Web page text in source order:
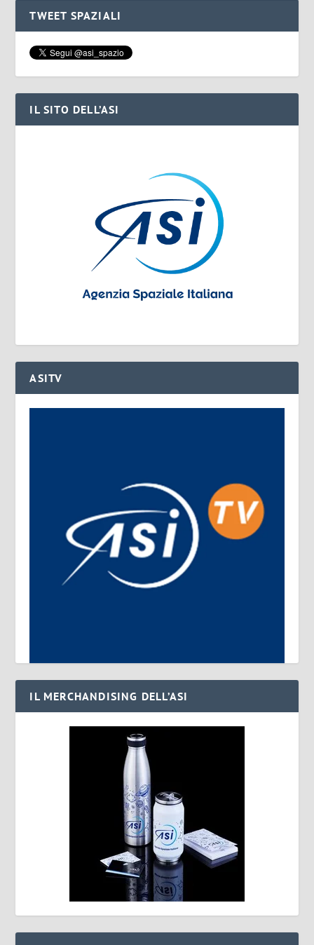
TWEET SPAZIALI
IL SITO DELL’ASI
ASITV
IL MERCHANDISING DELL’ASI